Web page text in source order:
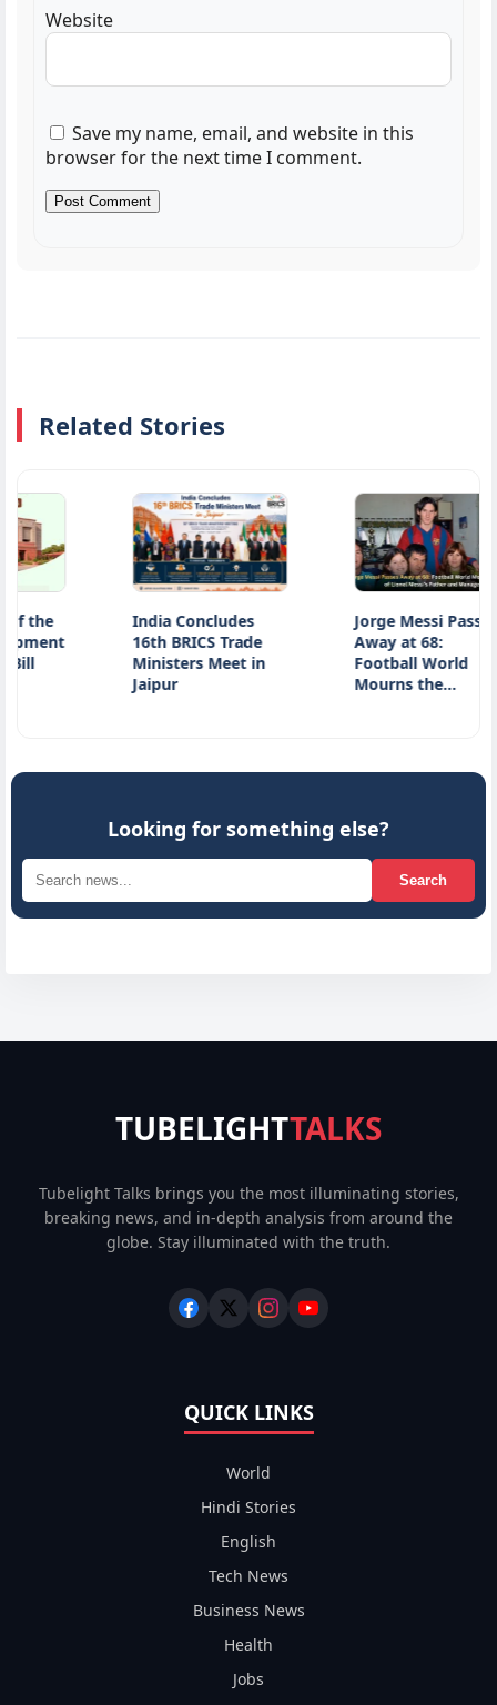
Website
Save my name, email, and website in this
browser for the next time I comment.
Related Stories
India Concludes
16th BRICS Trade
Ministers Meet in
Jaipur
Jorge Messi Passes
Away at 68:
Football World
Mourns the…
Looking for something else?
Search
TUBELIGHTTALKS
Tubelight Talks brings you the most illuminating stories,
breaking news, and in-depth analysis from around the
globe. Stay illuminated with the truth.
QUICK LINKS
World
Hindi Stories
English
Tech News
Business News
Health
Jobs